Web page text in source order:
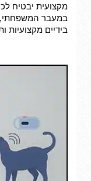
מקצועית יבטיח
במעבר
בידיים